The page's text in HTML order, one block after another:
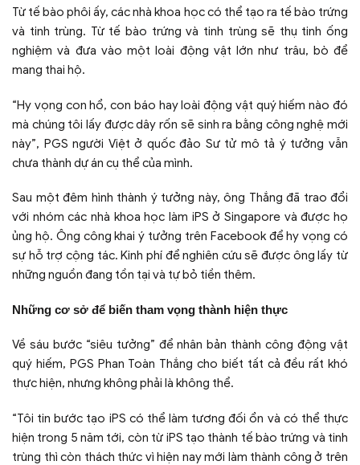
Từ tế bào phôi ấy, các nhà khoa học có thể tạo ra tế bào trứng
và tinh trùng. Từ tế bào trứng và tinh trùng sẽ thụ tinh ống
nghiệm và đưa vào một loài động vật lớn như trâu, bò để
mang thai hộ.
“Hy vọng con hổ, con báo hay loài động vật quý hiếm nào đó
mà chúng tôi lấy được dây rốn sẽ sinh ra bằng công nghệ mới
này”, PGS người Việt ở quốc đảo Sư tử mô tả ý tưởng vẫn
chưa thành dự án cụ thể của mình.
Sau một đêm hình thành ý tưởng này, ông Thắng đã trao đổi
với nhóm các nhà khoa học làm iPS ở Singapore và được họ
ủng hộ. Ông công khai ý tưởng trên Facebook để hy vọng có
sự hỗ trợ cộng tác. Kinh phí để nghiên cứu sẽ được ông lấy từ
những nguồn đang tồn tại và tự bỏ tiền thêm.
Những cơ sở để biến tham vọng thành hiện thực
Về sáu bước “siêu tưởng” để nhân bản thành công động vật
quý hiếm, PGS Phan Toàn Thắng cho biết tất cả đều rất khó
thực hiện, nhưng không phải là không thể.
“Tôi tin bước tạo iPS có thể làm tương đối ổn và có thể thực
hiện trong 5 năm tới, còn từ iPS tạo thành tế bào trứng và tinh
trùng thì còn thách thức vì hiện nay mới làm thành công ở trên